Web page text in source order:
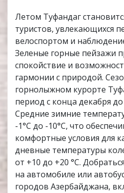
Летом Туфандаг
туристов, увлекающихся
велоспортом и
Зеленые горные пейзажи
спокойствие и
гармонии с природой​.
горнолыжном курорте
период с конца декабря
Средние зимние
-1°C до -10°C, что
комфортные условия для
дневные температуры
от +10 до +20 °C.
на автомобиле или
городов Азербайджана,